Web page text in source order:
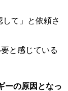
して」と依頼さ
と感じている
ーの原因となっ